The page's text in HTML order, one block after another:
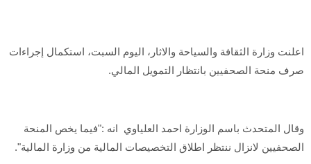
اعلنت وزارة الثقافة والسياحة والاثار، اليوم السبت، استكمال إجراءات
صرف منحة الصحفيين بانتظار التمويل المالي.
وقال المتحدث باسم الوزارة احمد العلياوي انه :"فيما يخص المنحة
الصحفيين لانزال ننتظر اطلاق التخصيصات المالية من وزارة المالية".